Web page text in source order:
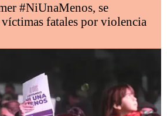
#NiUnaMenos, se
fatales por violencia